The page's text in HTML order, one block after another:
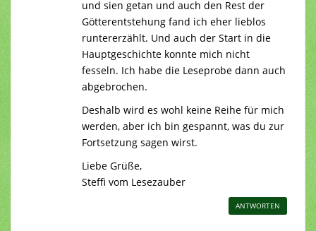
und sien getan und auch den Rest der
Götterentstehung fand ich eher lieblos
runtererzählt. Und auch der Start in die
Hauptgeschichte konnte mich nicht
fesseln. Ich habe die Leseprobe dann auch
abgebrochen.
Deshalb wird es wohl keine Reihe für mich
werden, aber ich bin gespannt, was du zur
Fortsetzung sagen wirst.
Liebe Grüße,
Steffi vom Lesezauber
ANTWORTEN